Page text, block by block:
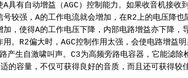
A具有自动增益（AGC）控制能力。如果收音机接收
号较强，A的工作电流就会增加，在R2上的电压降也
加，使得A的工作电压下降，内部电路增益亦下降，
。R2偏大时，AGC控制作用太强，会使电路增益
产生自激啸叫声。C3为高频旁路电容器，它能滤除
的容量，不仅可获得良好的音质，而且还可获得较